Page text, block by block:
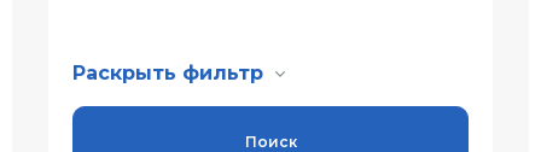
Раскрыть фильтр
Поиск